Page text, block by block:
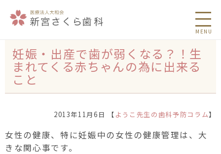
MENU
妊娠・出産で歯が弱くなる？！生
まれてくる赤ちゃんの為に出来る
こと
2013年11月6日 【 ようこ先生の歯科予防コラム】
女性の健康、特に妊娠中の女性の健康管理は、大
きな関心事です。